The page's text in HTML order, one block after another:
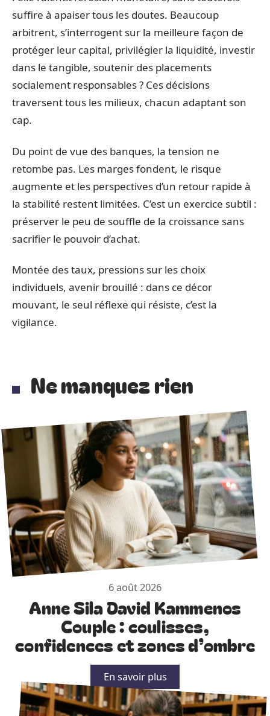
suffire à apaiser tous les doutes. Beaucoup
arbitrent, s’interrogent sur la meilleure façon de
protéger leur capital, privilégier la liquidité, investir
dans le tangible, soutenir des placements
socialement responsables ? Ces décisions
traversent tous les milieux, chacun adaptant son
cap.
Du point de vue des banques, la tension ne
retombe pas. Les marges fondent, le risque
augmente et les perspectives d’un retour rapide à
la stabilité restent limitées. C’est un exercice subtil :
préserver le peu de souffle de la croissance sans
sacrifier le pouvoir d’achat.
Montée des taux, pressions sur les choix
individuels, avenir brouillé : dans ce décor
mouvant, le seul réflexe qui résiste, c’est la
vigilance.
Ne manquez rien
6 août 2026
Anne Sila David Kammenos
Couple : coulisses,
confidences et zones d’ombre
En savoir plus